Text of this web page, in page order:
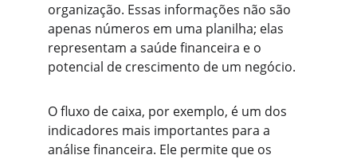
organização. Essas informações não são
apenas números em uma planilha; elas
representam a saúde financeira e o
potencial de crescimento de um negócio.
O fluxo de caixa, por exemplo, é um dos
indicadores mais importantes para a
análise financeira. Ele permite que os